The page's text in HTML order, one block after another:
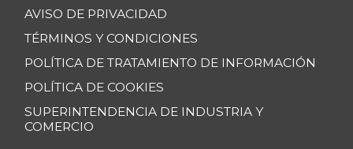
AVISO DE PRIVACIDAD
TÉRMINOS Y CONDICIONES
POLÍTICA DE TRATAMIENTO DE INFORMACIÓN
POLÍTICA DE COOKIES
SUPERINTENDENCIA DE INDUSTRIA Y
COMERCIO